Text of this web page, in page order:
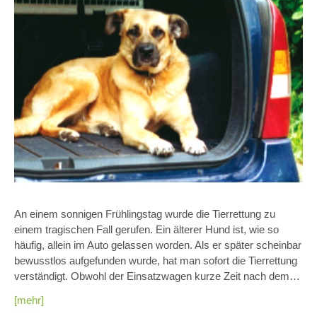
An einem sonnigen Frühlingstag wurde die Tierrettung zu
einem tragischen Fall gerufen. Ein älterer Hund ist, wie so
häufig, allein im Auto gelassen worden. Als er später scheinbar
bewusstlos aufgefunden wurde, hat man sofort die Tierrettung
verständigt. Obwohl der Einsatzwagen kurze Zeit nach dem…
[mehr]